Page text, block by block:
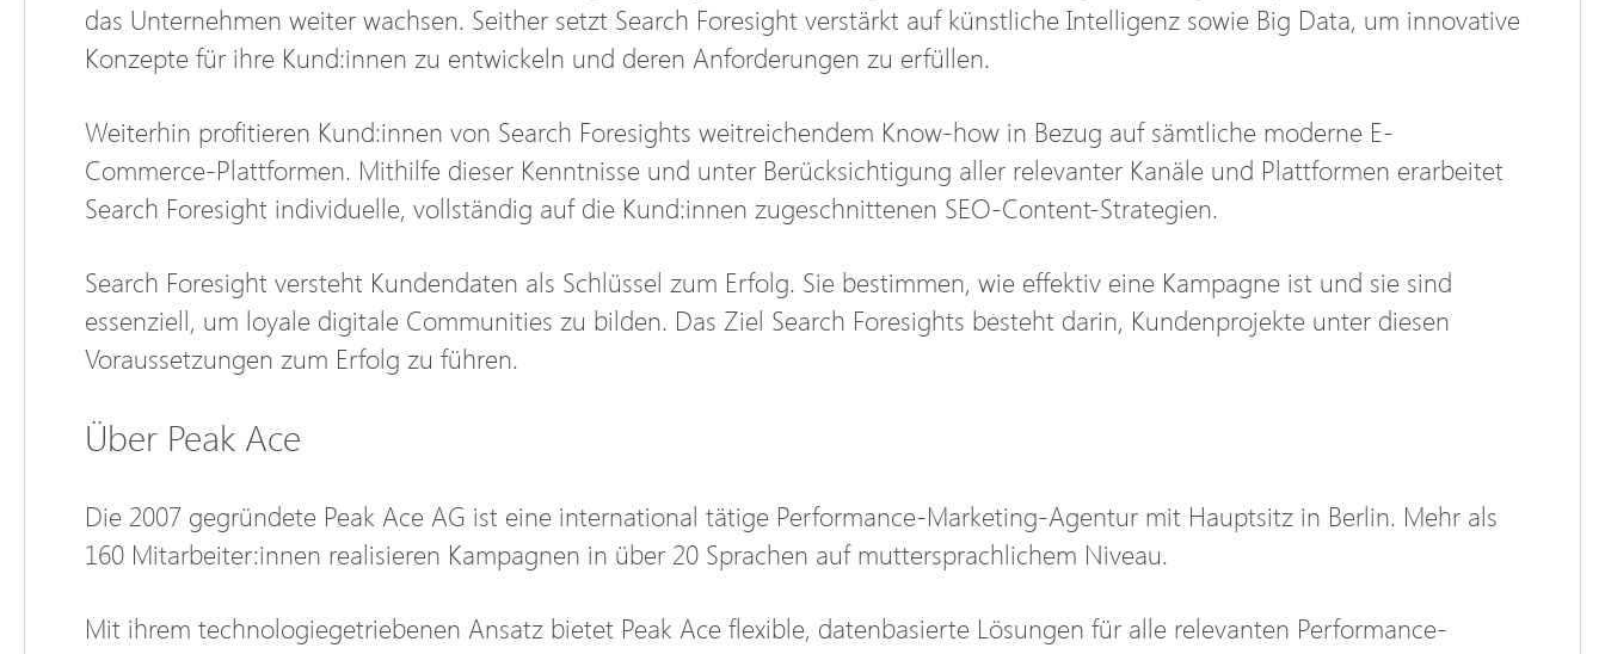
das Unternehmen weiter wachsen. Seither setzt Search Foresight verstärkt auf künstliche Intelligenz sowie Big Data, um innovative
Konzepte für ihre Kund:innen zu entwickeln und deren Anforderungen zu erfüllen.
Weiterhin profitieren Kund:innen von Search Foresights weitreichendem Know-how in Bezug auf sämtliche moderne E-
Commerce-Plattformen. Mithilfe dieser Kenntnisse und unter Berücksichtigung aller relevanter Kanäle und Plattformen erarbeitet
Search Foresight individuelle, vollständig auf die Kund:innen zugeschnittenen SEO-Content-Strategien.
Search Foresight versteht Kundendaten als Schlüssel zum Erfolg. Sie bestimmen, wie effektiv eine Kampagne ist und sie sind
essenziell, um loyale digitale Communities zu bilden. Das Ziel Search Foresights besteht darin, Kundenprojekte unter diesen
Voraussetzungen zum Erfolg zu führen.
Über Peak Ace
Die 2007 gegründete Peak Ace AG ist eine international tätige Performance-Marketing-Agentur mit Hauptsitz in Berlin. Mehr als
160 Mitarbeiter:innen realisieren Kampagnen in über 20 Sprachen auf muttersprachlichem Niveau.
Mit ihrem technologiegetriebenen Ansatz bietet Peak Ace flexible, datenbasierte Lösungen für alle relevanten Performance-